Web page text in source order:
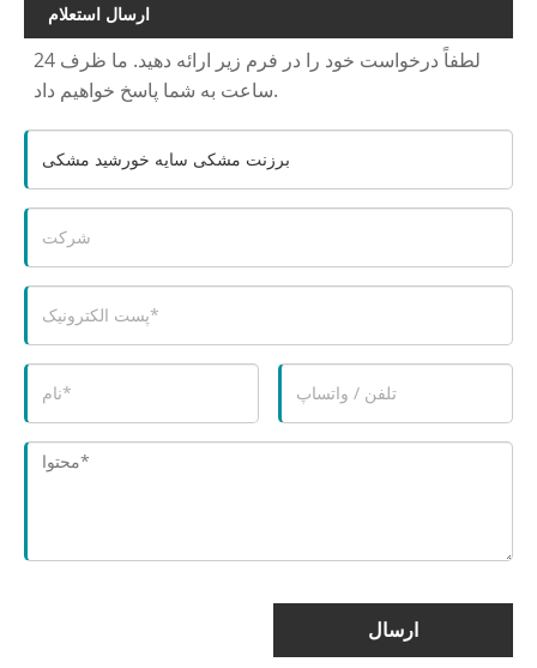
ارسال استعلام
لطفاً درخواست خود را در فرم زیر ارائه دهید. ما ظرف 24
ساعت به شما پاسخ خواهیم داد.
ارسال